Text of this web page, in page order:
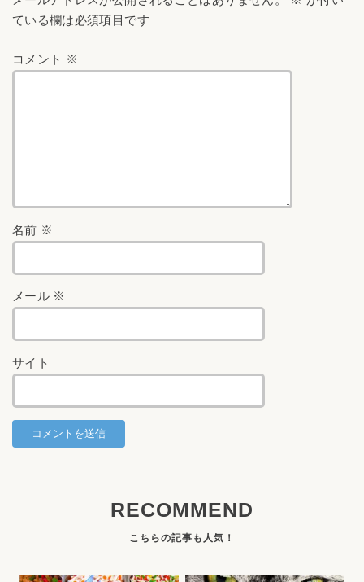
ている欄は必須項目です
コメント ※
名前 ※
メール ※
サイト
RECOMMEND